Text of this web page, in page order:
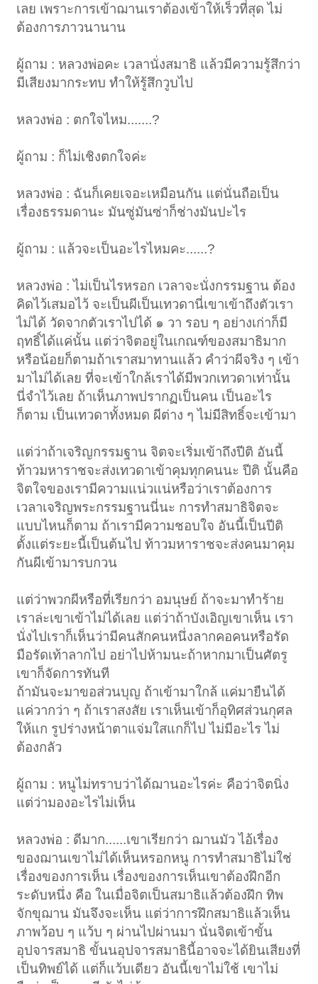
เลย เพราะการเข้าฌานเราต้องเข้าให้เร็วที่สุด ไม่
ต้องการภาวนานาน
ผู้ถาม : หลวงพ่อคะ เวลานั่งสมาธิ แล้วมีความรู้สึกว่า
มีเสียงมากระทบ ทำให้รู้สึกวูบไป
หลวงพ่อ : ตกใจไหม.......?
ผู้ถาม : ก็ไม่เชิงตกใจค่ะ
หลวงพ่อ : ฉันก็เคยเจอะเหมือนกัน แต่นั่นถือเป็น
เรื่องธรรมดานะ มันซู่มันซ่าก็ช่างมันปะไร
ผู้ถาม : แล้วจะเป็นอะไรไหมคะ......?
หลวงพ่อ : ไม่เป็นไรหรอก เวลาจะนั่งกรรมฐาน ต้อง
คิดไว้เสมอไว้ จะเป็นผีเป็นเทวดานี่เขาเข้าถึงตัวเรา
ไม่ได้ วัดจากตัวเราไปได้ ๑ วา รอบ ๆ อย่างเก่าก็มี
ฤทธิ์ได้แค่นั้น แต่ว่าจิตอยู่ในเกณฑ์ของสมาธิมาก
หรือน้อยก็ตามถ้าเราสมาทานแล้ว คำว่าผีจริง ๆ เข้า
มาไม่ได้เลย ที่จะเข้าใกล้เราได้มีพวกเทวดาเท่านั้น
นี่จำไว้เลย ถ้าเห็นภาพปรากฏเป็นคน เป็นอะไร
ก็ตาม เป็นเทวดาทั้งหมด ผีต่าง ๆ ไม่มีสิทธิ์จะเข้ามา
แต่ว่าถ้าเจริญกรรมฐาน จิตจะเริ่มเข้าถึงปีติ อันนี้
ท้าวมหาราชจะส่งเทวดาเข้าคุมทุกคนนะ ปีติ นั้นคือ
จิตใจของเรามีความแน่วแน่หรือว่าเราต้องการ
เวลาเจริญพระกรรมฐานนี่นะ การทำสมาธิจิตจะ
แบบไหนก็ตาม ถ้าเรามีความชอบใจ อันนี้เป็นปีติ
ตั้งแต่ระยะนี้เป็นต้นไป ท้าวมหาราชจะส่งคนมาคุม
กันผีเข้ามารบกวน
แต่ว่าพวกผีหรือที่เรียกว่า อมนุษย์ ถ้าจะมาทำร้าย
เราล่ะเขาเข้าไม่ได้เลย แต่ว่าถ้าบังเอิญเขาเห็น เรา
นั่งไปเราก็เห็นว่ามีคนสักคนหนึ่งลากคอคนหรือรัด
มือรัดเท้าลากไป อย่าไปห้ามนะถ้าหากมาเป็นศัตรู
เขาก็จัดการทันที
ถ้ามันจะมาขอส่วนบุญ ถ้าเข้ามาใกล้ แค่มายืนได้
แค่วากว่า ๆ ถ้าเราสงสัย เราเห็นเข้าก็อุทิศส่วนกุศล
ให้แก รูปร่างหน้าตาแจ่มใสแกก็ไป ไม่มีอะไร ไม่
ต้องกลัว
ผู้ถาม : หนูไม่ทราบว่าได้ฌานอะไรค่ะ คือว่าจิตนิ่ง
แต่ว่ามองอะไรไม่เห็น
หลวงพ่อ : ดีมาก......เขาเรียกว่า ฌานมัว ไอ้เรื่อง
ของฌานเขาไม่ได้เห็นหรอกหนู การทำสมาธิไม่ใช่
เรื่องของการเห็น เรื่องของการเห็นเขาต้องฝึกอีก
ระดับหนึ่ง คือ ในเมื่อจิตเป็นสมาธิแล้วต้องฝึก ทิพ
จักขุฌาน มันจึงจะเห็น แต่ว่าการฝึกสมาธิแล้วเห็น
ภาพว้อบ ๆ แว้บ ๆ ผ่านไปผ่านมา นั่นจิตเข้าขั้น
อุปจารสมาธิ ขั้นนอุปจารสมาธินี้อาจจะได้ยินเสียงที่
เป็นทิพย์ได้ แต่ก็แว้บเดียว อันนี้เขาไม่ใช้ เขาไม่